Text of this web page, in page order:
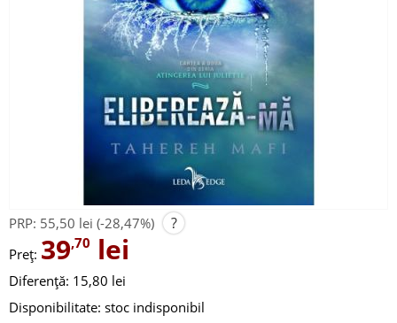
PRP: 55,50 lei (-28,47%) ?
Preț: 39,70 lei
Diferență: 15,80 lei
Disponibilitate: stoc indisponibil